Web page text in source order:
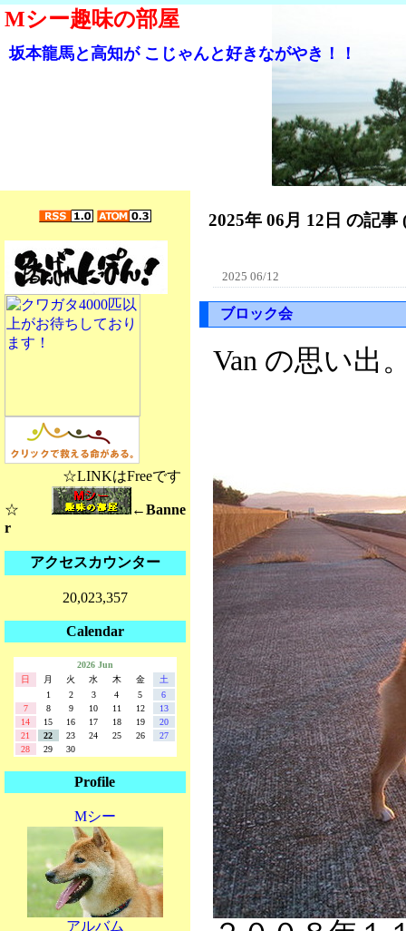
Mシー趣味の部屋
坂本龍馬と高知が こじゃんと好きながやき！！
☆LINKはFreeです
☆
←Banne
r
アクセスカウンター
20,023,357
Calendar
2026 Jun
日
月 火 水 木 金
土
1
2 3 4 5
6
7
8 9 10 11 12
13
14
15 16 17 18 19
20
21
22 23 24 25 26
27
28
29 30
Profile
Mシー
アルバム
2025年 06月 12日 の記事
2025 06/12
ブロック会
Van の思い出